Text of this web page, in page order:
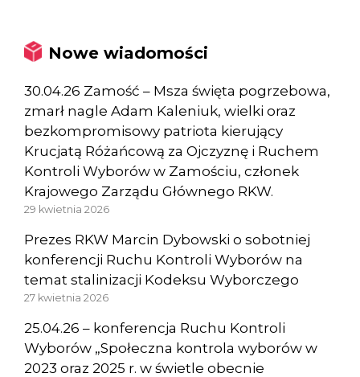
Nowe wiadomości
30.04.26 Zamość – Msza święta pogrzebowa,
zmarł nagle Adam Kaleniuk, wielki oraz
bezkompromisowy patriota kierujący
Krucjatą Różańcową za Ojczyznę i Ruchem
Kontroli Wyborów w Zamościu, członek
Krajowego Zarządu Głównego RKW.
29 kwietnia 2026
Prezes RKW Marcin Dybowski o sobotniej
konferencji Ruchu Kontroli Wyborów na
temat stalinizacji Kodeksu Wyborczego
27 kwietnia 2026
25.04.26 – konferencja Ruchu Kontroli
Wyborów „Społeczna kontrola wyborów w
2023 oraz 2025 r. w świetle obecnie